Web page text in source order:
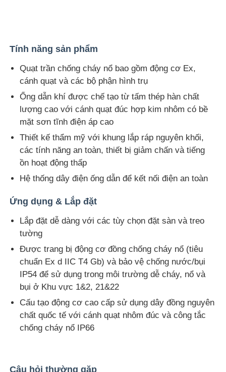
Tính năng sản phẩm
Quạt trần chống cháy nổ bao gồm động cơ Ex,
cánh quạt và các bộ phận hình trụ
Ống dẫn khí được chế tạo từ tấm thép hàn chất
lượng cao với cánh quạt đúc hợp kim nhôm có bề
mặt sơn tĩnh điện áp cao
Thiết kế thẩm mỹ với khung lắp ráp nguyên khối,
các tính năng an toàn, thiết bị giảm chấn và tiếng
ồn hoạt động thấp
Hệ thống dây điện ống dẫn để kết nối điện an toàn
Ứng dụng & Lắp đặt
Lắp đặt dễ dàng với các tùy chọn đặt sàn và treo
tường
Được trang bị động cơ đồng chống cháy nổ (tiêu
chuẩn Ex d IIC T4 Gb) và bảo vệ chống nước/bụi
IP54 để sử dụng trong môi trường dễ cháy, nổ và
bụi ở Khu vực 1&2, 21&22
Cấu tạo động cơ cao cấp sử dụng dây đồng nguyên
chất quốc tế với cánh quạt nhôm đúc và công tắc
chống cháy nổ IP66
Câu hỏi thường gặp